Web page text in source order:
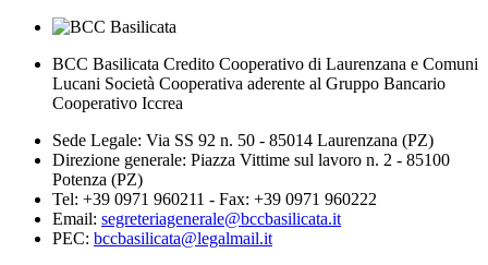
BCC Basilicata Credito Cooperativo di Laurenzana e Comuni
Lucani Società Cooperativa aderente al Gruppo Bancario
Cooperativo Iccrea
Sede Legale: Via SS 92 n. 50 - 85014 Laurenzana (PZ)
Direzione generale: Piazza Vittime sul lavoro n. 2 - 85100
Potenza (PZ)
Tel: +39 0971 960211 - Fax: +39 0971 960222
Email: segreteriagenerale@bccbasilicata.it
PEC: bccbasilicata@legalmail.it